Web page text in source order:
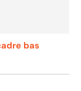
bas